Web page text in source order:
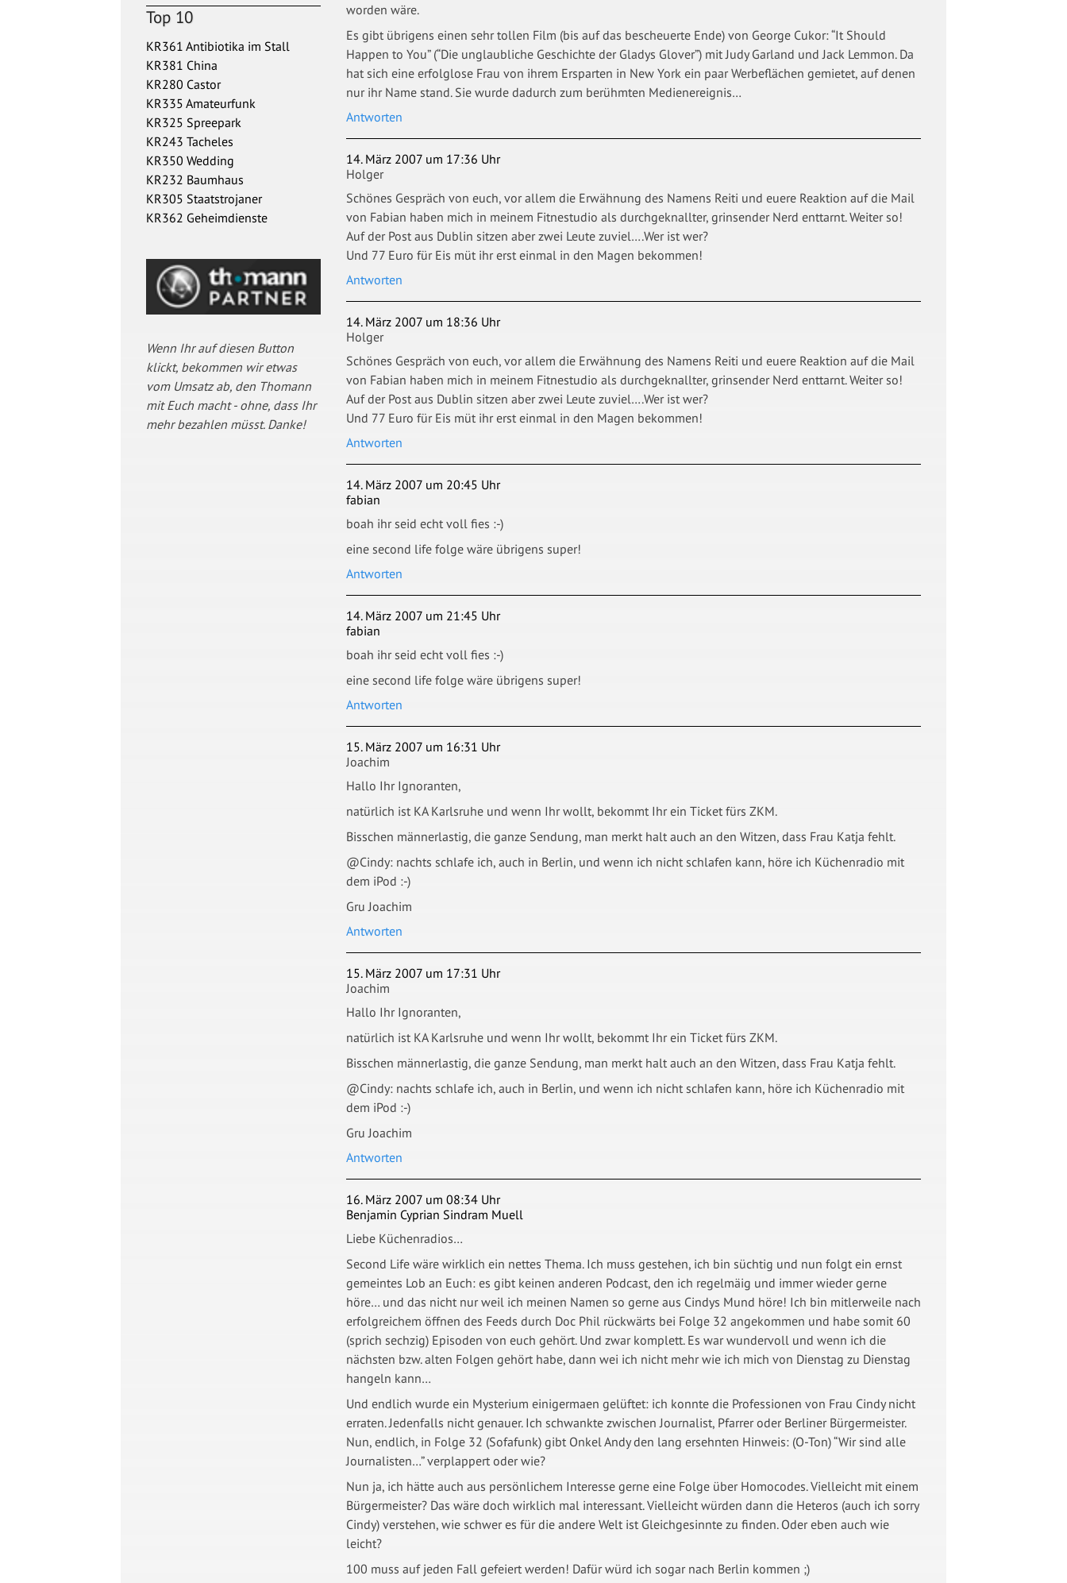
worden wäre.
Es gibt übrigens einen sehr tollen Film (bis auf das bescheuerte Ende) von George Cukor: “It Should
Happen to You” (“Die unglaubliche Geschichte der Gladys Glover”) mit Judy Garland und Jack Lemmon. Da
hat sich eine erfolglose Frau von ihrem Ersparten in New York ein paar Werbeflächen gemietet, auf denen
nur ihr Name stand. Sie wurde dadurch zum berühmten Medienereignis…
Antworten
14. März 2007 um 17:36 Uhr
Holger
Schönes Gespräch von euch, vor allem die Erwähnung des Namens Reiti und euere Reaktion auf die Mail
von Fabian haben mich in meinem Fitnestudio als durchgeknallter, grinsender Nerd enttarnt. Weiter so!
Auf der Post aus Dublin sitzen aber zwei Leute zuviel….Wer ist wer?
Und 77 Euro für Eis müt ihr erst einmal in den Magen bekommen!
Antworten
14. März 2007 um 18:36 Uhr
Holger
Schönes Gespräch von euch, vor allem die Erwähnung des Namens Reiti und euere Reaktion auf die Mail
von Fabian haben mich in meinem Fitnestudio als durchgeknallter, grinsender Nerd enttarnt. Weiter so!
Auf der Post aus Dublin sitzen aber zwei Leute zuviel….Wer ist wer?
Und 77 Euro für Eis müt ihr erst einmal in den Magen bekommen!
Antworten
14. März 2007 um 20:45 Uhr
fabian
boah ihr seid echt voll fies :-)
eine second life folge wäre übrigens super!
Antworten
14. März 2007 um 21:45 Uhr
fabian
boah ihr seid echt voll fies :-)
eine second life folge wäre übrigens super!
Antworten
15. März 2007 um 16:31 Uhr
Joachim
Hallo Ihr Ignoranten,
natürlich ist KA Karlsruhe und wenn Ihr wollt, bekommt Ihr ein Ticket fürs ZKM.
Bisschen männerlastig, die ganze Sendung, man merkt halt auch an den Witzen, dass Frau Katja fehlt.
@Cindy: nachts schlafe ich, auch in Berlin, und wenn ich nicht schlafen kann, höre ich Küchenradio mit
dem iPod :-)
Gru Joachim
Antworten
15. März 2007 um 17:31 Uhr
Joachim
Hallo Ihr Ignoranten,
natürlich ist KA Karlsruhe und wenn Ihr wollt, bekommt Ihr ein Ticket fürs ZKM.
Bisschen männerlastig, die ganze Sendung, man merkt halt auch an den Witzen, dass Frau Katja fehlt.
@Cindy: nachts schlafe ich, auch in Berlin, und wenn ich nicht schlafen kann, höre ich Küchenradio mit
dem iPod :-)
Gru Joachim
Antworten
16. März 2007 um 08:34 Uhr
Benjamin Cyprian Sindram Muell
Liebe Küchenradios…
Second Life wäre wirklich ein nettes Thema. Ich muss gestehen, ich bin süchtig und nun folgt ein ernst
gemeintes Lob an Euch: es gibt keinen anderen Podcast, den ich regelmäig und immer wieder gerne
höre… und das nicht nur weil ich meinen Namen so gerne aus Cindys Mund höre! Ich bin mitlerweile nach
erfolgreichem öffnen des Feeds durch Doc Phil rückwärts bei Folge 32 angekommen und habe somit 60
(sprich sechzig) Episoden von euch gehört. Und zwar komplett. Es war wundervoll und wenn ich die
nächsten bzw. alten Folgen gehört habe, dann wei ich nicht mehr wie ich mich von Dienstag zu Dienstag
hangeln kann…
Und endlich wurde ein Mysterium einigermaen gelüftet: ich konnte die Professionen von Frau Cindy nicht
erraten. Jedenfalls nicht genauer. Ich schwankte zwischen Journalist, Pfarrer oder Berliner Bürgermeister.
Nun, endlich, in Folge 32 (Sofafunk) gibt Onkel Andy den lang ersehnten Hinweis: (O-Ton) “Wir sind alle
Journalisten…” verplappert oder wie?
Nun ja, ich hätte auch aus persönlichem Interesse gerne eine Folge über Homocodes. Vielleicht mit einem
Bürgermeister? Das wäre doch wirklich mal interessant. Vielleicht würden dann die Heteros (auch ich sorry
Cindy) verstehen, wie schwer es für die andere Welt ist Gleichgesinnte zu finden. Oder eben auch wie
leicht?
100 muss auf jeden Fall gefeiert werden! Dafür würd ich sogar nach Berlin kommen ;)
Top 10
KR361 Antibiotika im Stall
KR381 China
KR280 Castor
KR335 Amateurfunk
KR325 Spreepark
KR243 Tacheles
KR350 Wedding
KR232 Baumhaus
KR305 Staatstrojaner
KR362 Geheimdienste
Wenn Ihr auf diesen Button
klickt, bekommen wir etwas
vom Umsatz ab, den Thomann
mit Euch macht - ohne, dass Ihr
mehr bezahlen müsst. Danke!